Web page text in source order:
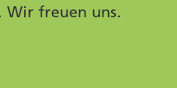
Wir freuen uns.